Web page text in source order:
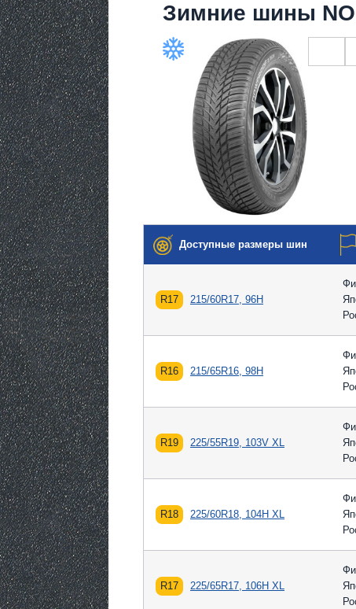
Зимние шины
Доступные размеры шин
R17 215/60R17, 96H
R16 215/65R16, 98H
R19 225/55R19, 103V XL
R18 225/60R18, 104H XL
R17 225/65R17, 106H XL